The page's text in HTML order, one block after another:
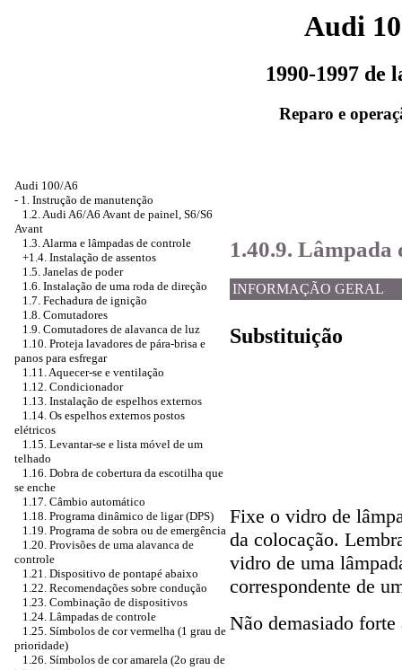
Audi
1990-1997 de
Reparo e
Audi 100/A6
- 1. Instrução de manutenção
1.2. Audi A6/A6 Avant de painel, S6/S6
Avant
1.3. Alarma e lâmpadas de controle
+1.4. Instalação de assentos
1.5. Janelas de poder
1.6. Instalação de uma roda de direção
1.7. Fechadura de ignição
1.8. Comutadores
1.9. Comutadores de alavanca de luz
1.10. Proteja lavadores de pára-brisa e
panos para esfregar
1.11. Aquecer-se e ventilação
1.12. Condicionador
1.13. Instalação de espelhos externos
1.14. Os espelhos externos postos
elétricos
1.15. Levantar-se e lista móvel de um
telhado
1.16. Dobra de cobertura da escotilha que
se enche
1.17. Câmbio automático
1.18. Programa dinâmico de ligar (DPS)
1.19. Programa de sobra ou de emergência
1.20. Provisões de uma alavanca de
controle
1.21. Dispositivo de pontapé abaixo
1.22. Recomendações sobre condução
1.23. Combinação de dispositivos
1.24. Lâmpadas de controle
1.25. Símbolos de cor vermelha (1 grau de
prioridade)
1.26. Símbolos de cor amarela (2o grau de
1.40.9. Lâmpada
INFORMAÇÃO GERAL
Substituição
Fixe o vidro de
da colocação.
vidro de uma
correspondente de
Não demasiado